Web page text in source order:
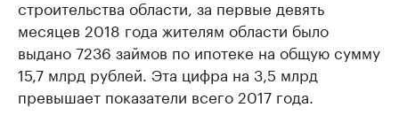
строительства области, за первые девять
месяцев 2018 года жителям области было
выдано 7236 займов по ипотеке на общую сумму
15,7 млрд рублей. Эта цифра на 3,5 млрд
превышает показатели всего 2017 года.